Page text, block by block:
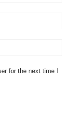
for the next time I